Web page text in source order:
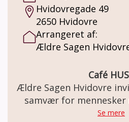
Hvidovregade 49
2650 Hvidovre
Arrangeret af:
Ældre Sagen
Café
Ældre Sagen Hvidovre
samvær for mennesker
deresSe mere